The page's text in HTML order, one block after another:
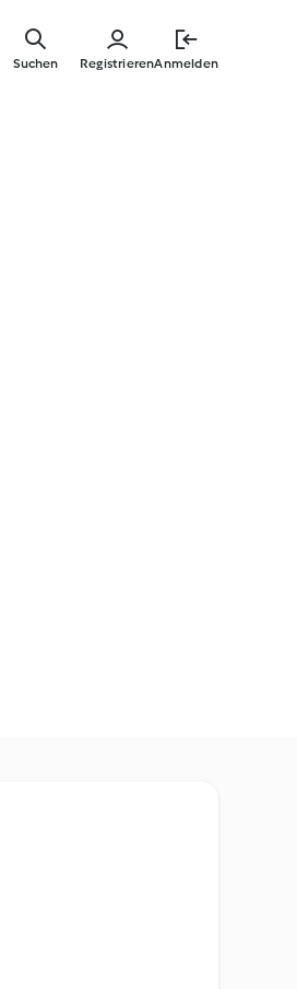
RegistrierenAnmelden
Suchen